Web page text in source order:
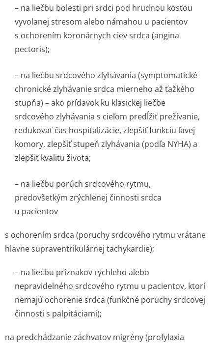
– na liečbu bolesti pri srdci pod hrudnou kosťou
vyvolanej stresom alebo námahou u pacientov
s ochorením koronárnych ciev srdca (angina
pectoris);
– na liečbu srdcového zlyhávania (symptomatické
chronické zlyhávanie srdca mierneho až ťažkého
stupňa) – ako prídavok ku klasickej liečbe
srdcového zlyhávania s cieľom predĺžiť prežívanie,
redukovať čas hospitalizácie, zlepšiť funkciu ľavej
komory, zlepšiť stupeň zlyhávania (podľa NYHA) a
zlepšiť kvalitu života;
– na liečbu porúch srdcového rytmu,
predovšetkým zrýchlenej činnosti srdca
u pacientov
s ochorením srdca (poruchy srdcového rytmu vrátane
hlavne supraventrikulárnej tachykardie);
– na liečbu príznakov rýchleho alebo
nepravidelného srdcového rytmu u pacientov, ktorí
nemajú ochorenie srdca (funkčné poruchy srdcovej
činnosti s palpitáciami);
na predchádzanie záchvatov migrény (profylaxia